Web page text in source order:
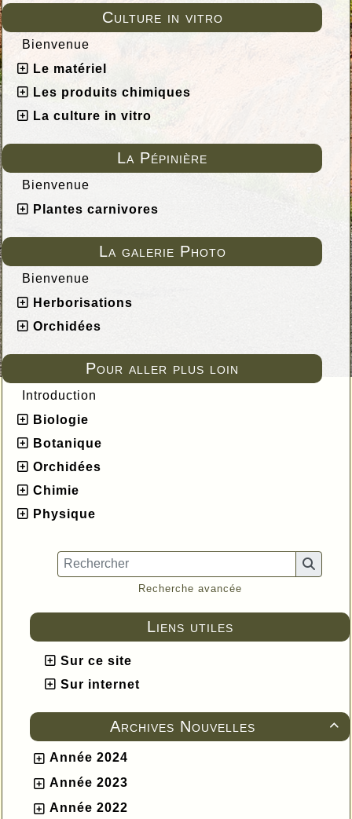
Culture in vitro
Bienvenue
Le matériel
Les produits chimiques
La culture in vitro
La Pépinière
Bienvenue
Plantes carnivores
La galerie Photo
Bienvenue
Herborisations
Orchidées
Pour aller plus loin
Introduction
Biologie
Botanique
Orchidées
Chimie
Physique
Recherche avancée
Liens utiles
Sur ce site
Sur internet

Archives Nouvelles
Année 2024
Année 2023
Année 2022